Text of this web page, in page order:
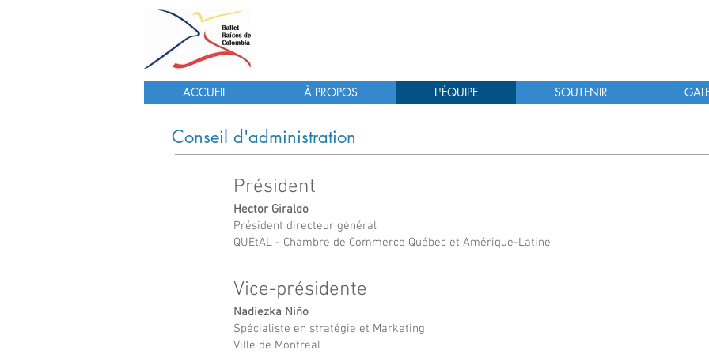
ACCUEIL À PROPOS L'ÉQUIPE SOUTENIR
Conseil d'administration
Président
Hector Giraldo
Président directeur général
QUÉtAL - Chambre de Commerce Québec et Amérique-Latine
Vice-présidente
Nadiezka Niño
Spécialiste en stratégie et Marketing
Ville de Montreal